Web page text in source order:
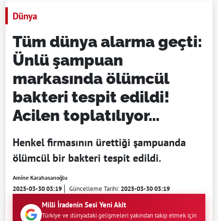
Dünya
Tüm dünya alarma geçti:
Ünlü şampuan
markasında ölümcül
bakteri tespit edildi!
Acilen toplatılıyor…
Henkel firmasının ürettiği şampuanda
ölümcül bir bakteri tespit edildi.
Amine Karahasanoğlu
2025-03-30 03:19 Güncelleme Tarihi:2025-03-30 03:19
Milli İradenin Sesi Yeni Akit
Türkiye ve dünyadaki gelişmeleri yakından takip etmek için